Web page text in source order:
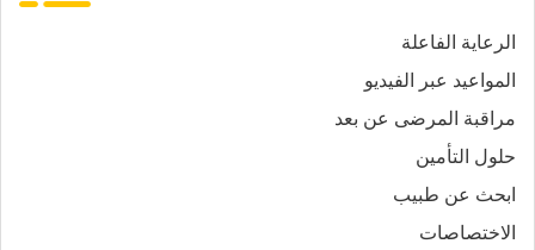
الرعاية الفاعلة
المواعيد عبر الفيديو
مراقبة المرضى عن بعد
حلول التأمين
ابحث عن طبيب
الاختصاصات